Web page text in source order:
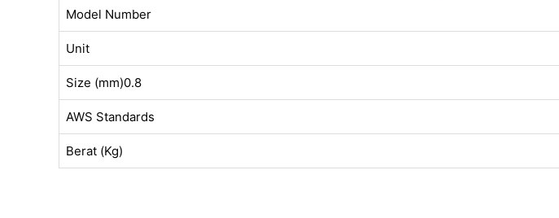
Model Number
Unit
Size (mm)0.8
AWS Standards
Berat (Kg)